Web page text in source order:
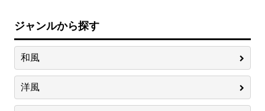
ジャンルから探す
和風
洋風